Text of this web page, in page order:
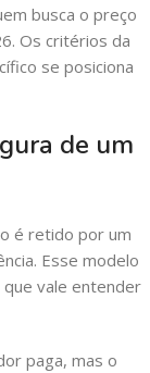
busca o preço
Os critérios da
se posiciona
de um
é retido por um
Esse modelo
vale entender
paga, mas o